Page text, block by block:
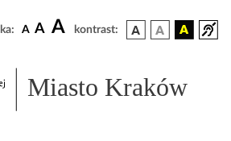
A A A kontrast:
Miasto Kraków